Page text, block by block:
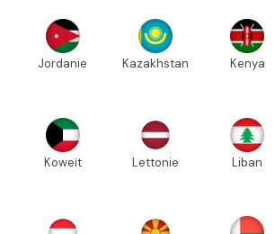
Jordanie Kazakhstan Kenya
Koweït Lettonie Liban